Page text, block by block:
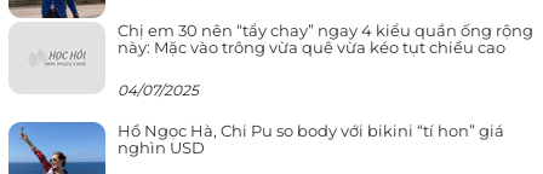
Chị em 30 nên “tẩy chay” ngay 4 kiểu quần ống rộng
này: Mặc vào trông vừa quê vừa kéo tụt chiều cao
04/07/2025
Hồ Ngọc Hà, Chi Pu so body với bikini “tí hon” giá
nghìn USD